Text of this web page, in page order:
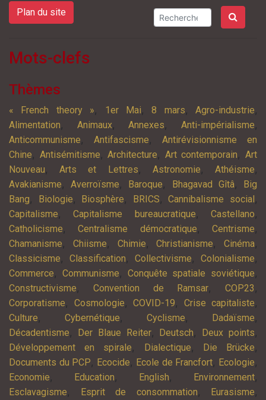
Plan du site
Mots-clefs
Thèmes
« French theory », 1er Mai,8 mars, Agro-industrie,
Alimentation, Animaux,Annexes,Anti-impérialisme,
Anticommunisme, Antifascisme, Antirévisionnisme en
Chine, Antisémitisme,Architecture, Art contemporain,Art
Nouveau,Arts et Lettres, Astronomie,Athéisme,
Avakianisme,Averroïsme, Baroque, Bhagavad Gîtâ,
Big
Bang, Biologie, Biosphère, BRICS,Cannibalisme social ,
Capitalisme,Capitalisme bureaucratique,Castellano,
Catholicisme,Centralisme démocratique,Centrisme,
Chamanisme, Chiisme, Chimie,Christianisme, Cinéma,
Classicisme, Classification, Collectivisme, Colonialisme,
Commerce, Communisme, Conquête spatiale soviétique,
Constructivisme, Convention de Ramsar, COP23 ,
Corporatisme, Cosmologie, COVID-19, Crise capitaliste,
Culture, Cybernétique, Cyclisme, Dadaïsme,
Décadentisme, Der Blaue Reiter, Deutsch, Deux points,
Développement en spirale, Dialectique, Die Brücke,
Documents du PCP, Ecocide, Ecole de Francfort, Ecologie,
Economie, Education, English, Environnement,
Esclavagisme, Esprit de consommation, Eurasisme,